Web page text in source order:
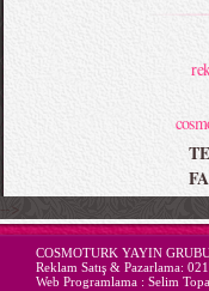
-->
COSMOTURK YAYIN
Reklam Satış & Pazarlama:
Web Programlama : Selim